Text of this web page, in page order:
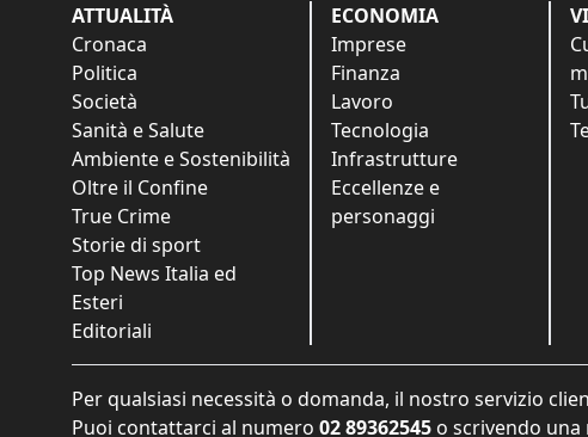
ATTUALITÀ
Cronaca
Politica
Società
Sanità e Salute
Ambiente e Sostenibilità
Oltre il Confine
True Crime
Storie di sport
Top News Italia ed
Esteri
Editoriali
ECONOMIA
Imprese
Finanza
Lavoro
Tecnologia
Infrastrutture
Eccellenze e
personaggi
Per qualsiasi necessità o domanda, il nostro servizio
Puoi contattarci al numero 02 89362545 o scrivendo una